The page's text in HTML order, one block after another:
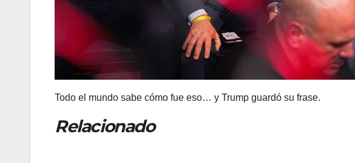
Todo el mundo sabe cómo fue eso… y Trump guardó su frase.
Relacionado